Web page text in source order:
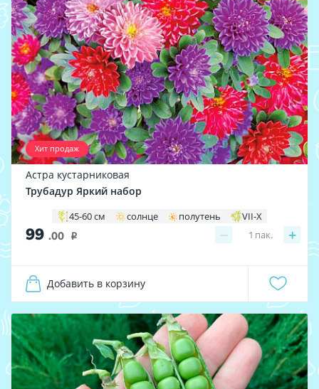
Хит продаж
Астра кустарниковая
Трубадур Яркий набор
45-60 см солнце полутень VII-X
99 .00 i − +
1 пак.
Добавить в корзину